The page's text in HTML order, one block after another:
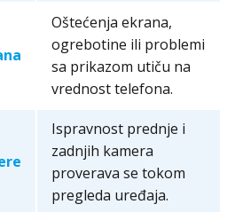
Oštećenja ekrana,
ogrebotine ili problemi
sa prikazom utiču na
vrednost telefona.
Ispravnost prednje i
zadnjih kamera
proverava se tokom
pregleda uređaja.